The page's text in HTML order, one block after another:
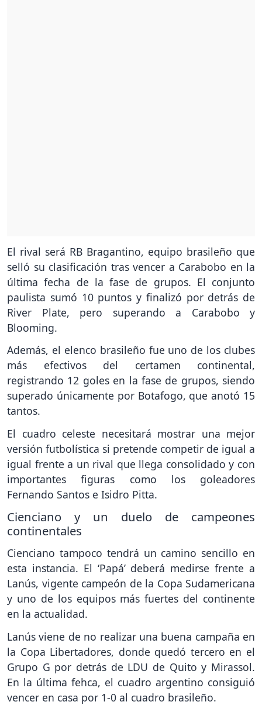
El rival será RB Bragantino, equipo brasileño que
selló su clasificación tras vencer a Carabobo en la
última fecha de la fase de grupos. El conjunto
paulista sumó 10 puntos y finalizó por detrás de
River Plate, pero superando a Carabobo y
Blooming.
Además, el elenco brasileño fue uno de los clubes
más efectivos del certamen continental,
registrando 12 goles en la fase de grupos, siendo
superado únicamente por Botafogo, que anotó 15
tantos.
El cuadro celeste necesitará mostrar una mejor
versión futbolística si pretende competir de igual a
igual frente a un rival que llega consolidado y con
importantes figuras como los goleadores
Fernando Santos e Isidro Pitta.
Cienciano y un duelo de campeones
continentales
Cienciano tampoco tendrá un camino sencillo en
esta instancia. El ‘Papá’ deberá medirse frente a
Lanús, vigente campeón de la Copa Sudamericana
y uno de los equipos más fuertes del continente
en la actualidad.
Lanús viene de no realizar una buena campaña en
la Copa Libertadores, donde quedó tercero en el
Grupo G por detrás de LDU de Quito y Mirassol.
En la última fehca, el cuadro argentino consiguió
vencer en casa por 1-0 al cuadro brasileño.